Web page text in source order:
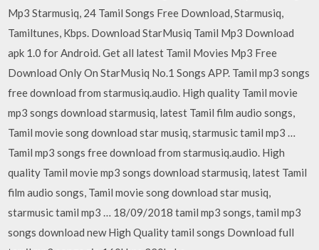
Mp3 Starmusiq, 24 Tamil Songs Free Download, Starmusiq,
Tamiltunes, Kbps. Download StarMusiq Tamil Mp3 Download
apk 1.0 for Android. Get all latest Tamil Movies Mp3 Free
Download Only On StarMusiq No.1 Songs APP. Tamil mp3 songs
free download from starmusiq.audio. High quality Tamil movie
mp3 songs download starmusiq, latest Tamil film audio songs,
Tamil movie song download star musiq, starmusic tamil mp3 …
Tamil mp3 songs free download from starmusiq.audio. High
quality Tamil movie mp3 songs download starmusiq, latest Tamil
film audio songs, Tamil movie song download star musiq,
starmusic tamil mp3 … 18/09/2018 tamil mp3 songs, tamil mp3
songs download new High Quality tamil songs Download full